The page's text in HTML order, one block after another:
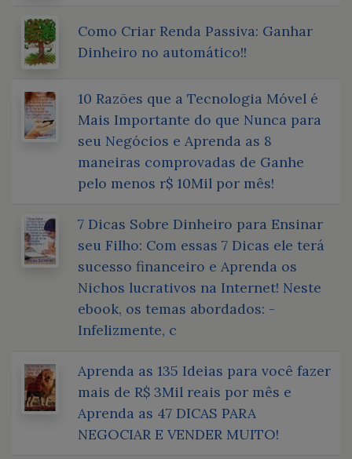
Como Criar Renda Passiva: Ganhar
Dinheiro no automático!!
10 Razões que a Tecnologia Móvel é
Mais Importante do que Nunca para
seu Negócios e Aprenda as 8
maneiras comprovadas de Ganhe
pelo menos r$ 10Mil por mês!
7 Dicas Sobre Dinheiro para Ensinar
seu Filho: Com essas 7 Dicas ele terá
sucesso financeiro e Aprenda os
Nichos lucrativos na Internet! Neste
ebook, os temas abordados: -
Infelizmente, c
Aprenda as 135 Ideias para você fazer
mais de R$ 3Mil reais por mês e
Aprenda as 47 DICAS PARA
NEGOCIAR E VENDER MUITO!